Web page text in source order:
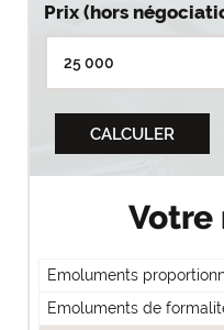
Prix (hors
Votre
Emoluments
Emoluments de